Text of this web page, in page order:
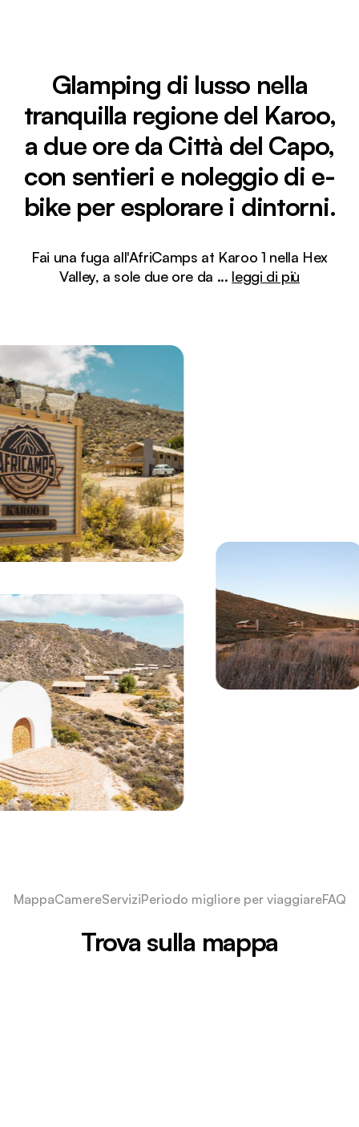
Glamping di lusso nella
tranquilla regione del Karoo,
a due ore da Città del Capo,
con sentieri e noleggio di e-
bike per esplorare i dintorni.
Fai una fuga all'AfriCamps at Karoo 1 nella Hex
Valley, a sole due ore da ... leggi di più
MappaCamereServiziPeriodo migliore per viaggiareFAQ
Trova sulla mappa